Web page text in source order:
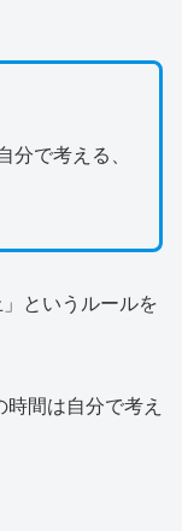
分で考える、
というルールを
間は自分で考え